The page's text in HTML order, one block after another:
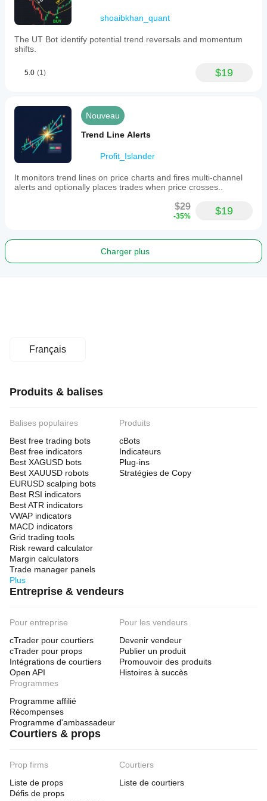
shoaibkhan_quant
The UT Bot identify potential trend reversals and momentum
shifts.
5.0 (1) $19
Nouveau
Trend Line Alerts
Profit_Islander
It monitors trend lines on price charts and fires multi-channel
alerts and optionally places trades when price crosses..
$29
-35% $19
Charger plus
Français
Produits & balises
Balises populaires
Best free trading bots
Best free indicators
Best XAGUSD bots
Best XAUUSD robots
EURUSD scalping bots
Best RSI indicators
Best ATR indicators
VWAP indicators
MACD indicators
Grid trading tools
Risk reward calculator
Margin calculators
Trade manager panels
Plus
Produits
cBots
Indicateurs
Plug-ins
Stratégies de Copy
Entreprise & vendeurs
Pour entreprise
cTrader pour courtiers
cTrader pour props
Intégrations de courtiers
Open API
Pour les vendeurs
Devenir vendeur
Publier un produit
Promouvoir des produits
Histoires à succès
Programmes
Programme affilié
Récompenses
Programme d'ambassadeur
Courtiers & props
Prop firms
Liste de props
Défis de props
Courtiers
Liste de courtiers